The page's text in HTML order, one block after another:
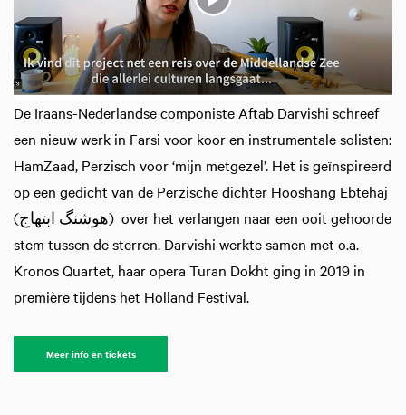
De Iraans-Nederlandse componiste Aftab Darvishi schreef
een nieuw werk in Farsi voor koor en instrumentale solisten:
HamZaad, Perzisch voor ‘mijn metgezel’. Het is geïnspireerd
op een gedicht van de Perzische dichter Hooshang Ebtehaj
(هوشنگ ابتهاج) over het verlangen naar een ooit gehoorde
stem tussen de sterren. Darvishi werkte samen met o.a.
Kronos Quartet, haar opera Turan Dokht ging in 2019 in
première tijdens het Holland Festival.
Meer info en tickets